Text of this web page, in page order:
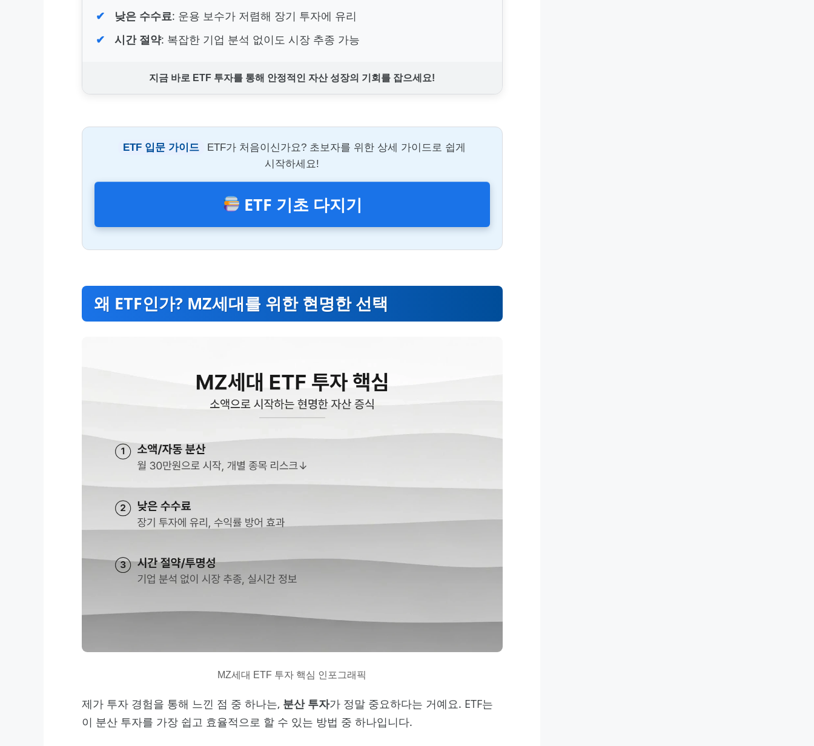
낮은 수수료: 운용 보수가 저렴해 장기 투자에 유리
시간 절약: 복잡한 기업 분석 없이도 시장 추종 가능
지금 바로 ETF 투자를 통해 안정적인 자산 성장의 기회를 잡으세요!
ETF 입문 가이드
ETF가 처음이신가요? 초보자를 위한 상세 가이드로 쉽게
시작하세요!
ETF 기초 다지기
왜 ETF인가? MZ세대를 위한 현명한 선택
MZ세대 ETF 투자 핵심 인포그래픽
제가 투자 경험을 통해 느낀 점 중 하나는, 분산 투자가 정말 중요하다는 거예요. ETF는
이 분산 투자를 가장 쉽고 효율적으로 할 수 있는 방법 중 하나입니다.